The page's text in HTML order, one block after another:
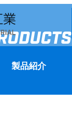
製品紹介